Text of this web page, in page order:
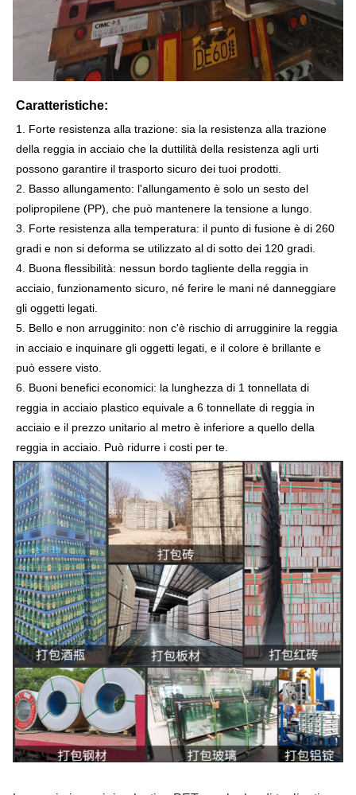
Caratteristiche:
1. Forte resistenza alla trazione: sia la resistenza alla trazione
della reggia in acciaio che la duttilità della resistenza agli urti
possono garantire il trasporto sicuro dei tuoi prodotti.
2. Basso allungamento: l'allungamento è solo un sesto del
polipropilene (PP), che può mantenere la tensione a lungo.
3. Forte resistenza alla temperatura: il punto di fusione è di 260
gradi e non si deforma se utilizzato al di sotto dei 120 gradi.
4. Buona flessibilità: nessun bordo tagliente della reggia in
acciaio, funzionamento sicuro, né ferire le mani né danneggiare
gli oggetti legati.
5. Bello e non arrugginito: non c'è rischio di arrugginire la reggia
in acciaio e inquinare gli oggetti legati, e il colore è brillante e
può essere visto.
6. Buoni benefici economici: la lunghezza di 1 tonnellata di
reggia in acciaio plastico equivale a 6 tonnellate di reggia in
acciaio e il prezzo unitario al metro è inferiore a quello della
reggia in acciaio. Può ridurre i costi per te.